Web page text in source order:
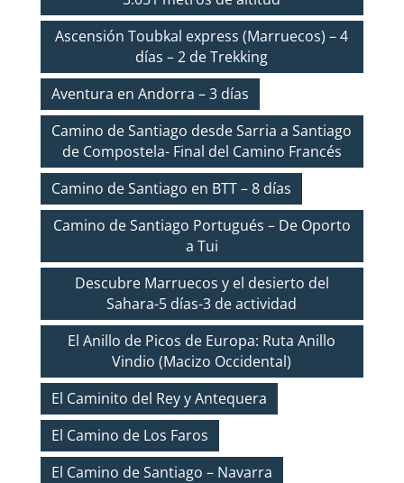
Ascensión Toubkal express (Marruecos) – 4
días – 2 de Trekking
Aventura en Andorra – 3 días
Camino de Santiago desde Sarria a Santiago
de Compostela- Final del Camino Francés
Camino de Santiago en BTT – 8 días
Camino de Santiago Portugués – De Oporto
a Tui
Descubre Marruecos y el desierto del
Sahara-5 días-3 de actividad
El Anillo de Picos de Europa: Ruta Anillo
Vindio (Macizo Occidental)
El Caminito del Rey y Antequera
El Camino de Los Faros
El Camino de Santiago – Navarra